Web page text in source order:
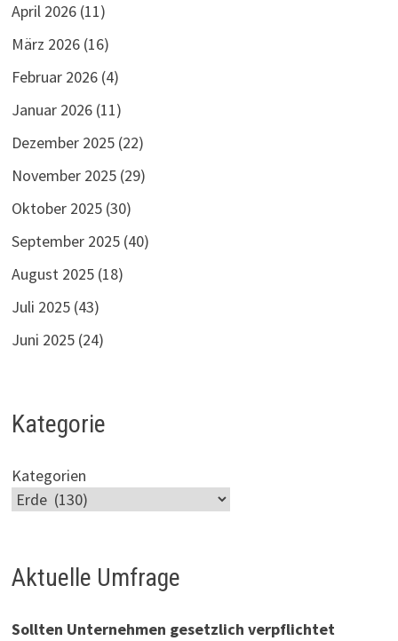
April 2026 (11)
März 2026 (16)
Februar 2026 (4)
Januar 2026 (11)
Dezember 2025 (22)
November 2025 (29)
Oktober 2025 (30)
September 2025 (40)
August 2025 (18)
Juli 2025 (43)
Juni 2025 (24)
Kategorie
Kategorien
Aktuelle Umfrage
Sollten Unternehmen gesetzlich verpflichtet